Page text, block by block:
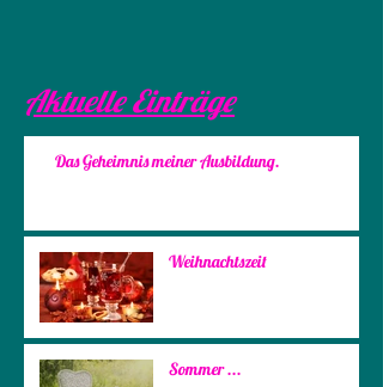
Aktuelle Einträge
Das Geheimnis meiner Ausbildung.
Weihnachtszeit
Sommer ...